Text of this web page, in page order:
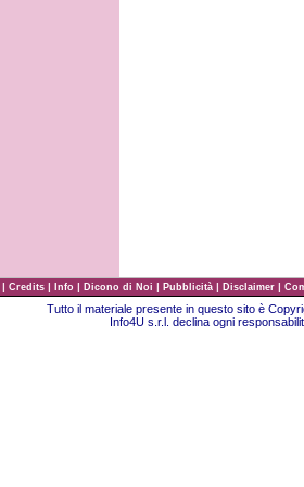
| Credits | Info | Dicono di Noi | Pubblicità | Disclaimer |
Tutto il materiale presente in questo sito è
Info4U s.r.l. declina ogni